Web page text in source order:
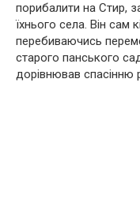
порибалити на Стир,
їхнього села. Він сам
перебиваючись
старого панського
дорівнював спасінню